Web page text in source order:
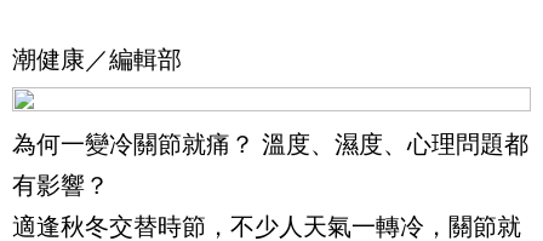
潮健康／編輯部
為何一變冷關節就痛？ 溫度、濕度、心理問題都
有影響？
適逢秋冬交替時節，不少人天氣一轉冷，關節就